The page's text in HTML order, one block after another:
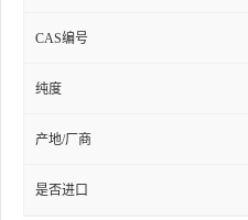
CAS编号
纯度
产地/厂商
是否进口